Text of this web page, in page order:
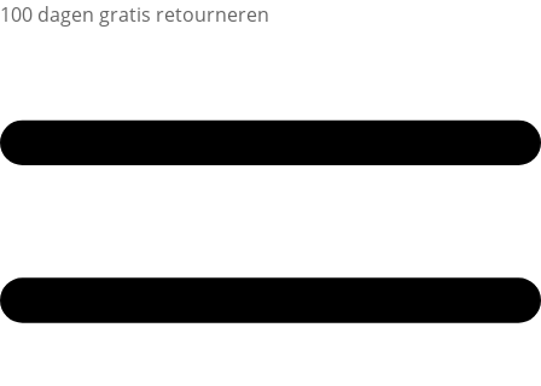
100 dagen gratis retourneren